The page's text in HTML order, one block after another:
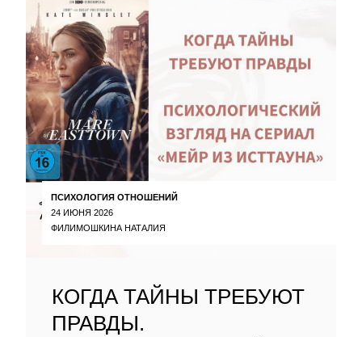
ПСИХОЛОГИЯ ОТНОШЕНИЙ
24 ИЮНЯ 2026
ФИЛИМОШКИНА НАТАЛИЯ
КОГДА ТАЙНЫ ТРЕБУЮТ
ПРАВДЫ.